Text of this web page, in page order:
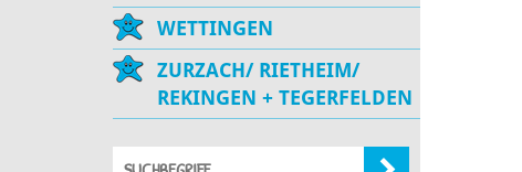
WETTINGEN
ZURZACH/ RIETHEIM/
REKINGEN + TEGERFELDEN